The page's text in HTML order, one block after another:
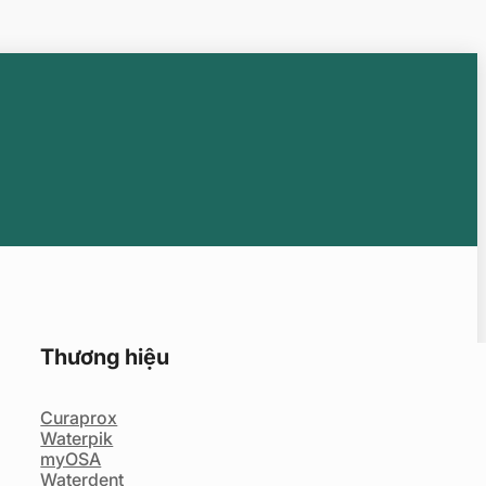
Thương hiệu
Curaprox
Waterpik
myOSA
Waterdent